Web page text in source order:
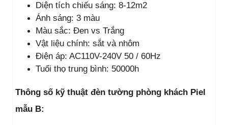
Diện tích chiếu sáng: 8-12m2
Ánh sáng: 3 màu
Màu sắc: Đen vs Trắng
Vật liệu chính: sắt và nhôm
Điện áp: AC110V-240V 50 / 60Hz
Tuổi thọ trung bình: 50000h
Thông số kỹ thuật đèn tường phòng khách Piel
mẫu B: